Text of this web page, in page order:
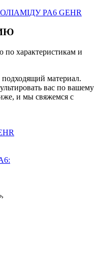
PA6 GEHR
характеристикам и
материал.
вас по вашему
и мы свяжемся с